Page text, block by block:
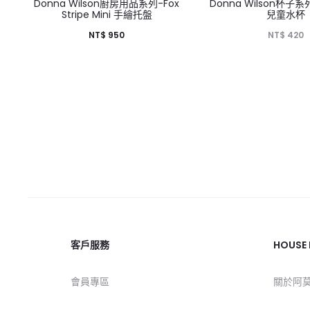
Donna Wilson廚房用品系列-Fox
Stripe Mini 手繪托盤
NT$ 950
Donna Wilson杯子
兒童水杯
NT$ 420
客戶服務
會員專區
HOUSE
關於阿